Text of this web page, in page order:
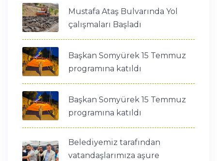
Mustafa Ataş Bulvarında Yol
çalışmaları Başladı
Başkan Somyürek 15 Temmuz
programına katıldı
Başkan Somyürek 15 Temmuz
programına katıldı
Belediyemiz tarafından
vatandaşlarımıza aşure